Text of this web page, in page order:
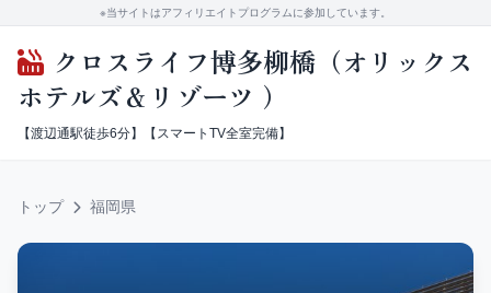
※当サイトはアフィリエイトプログラムに参加しています。
クロスライフ博多柳橋（オリックス
ホテルズ＆リゾーツ ）
【渡辺通駅徒歩6分】【スマートTV全室完備】
トップ 福岡県